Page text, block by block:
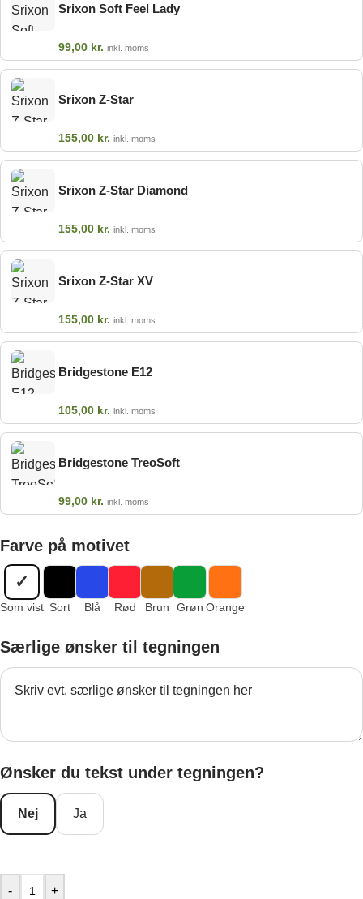
Srixon Soft Feel Lady
99,00 kr. inkl. moms
Srixon Z-Star
155,00 kr. inkl. moms
Srixon Z-Star Diamond
155,00 kr. inkl. moms
Srixon Z-Star XV
155,00 kr. inkl. moms
Bridgestone E12
105,00 kr. inkl. moms
Bridgestone TreoSoft
99,00 kr. inkl. moms
Farve på motivet
✓
Som vist Sort Blå Rød Brun Grøn Orange
Særlige ønsker til tegningen
Ønsker du tekst under tegningen?
Nej Ja
- +